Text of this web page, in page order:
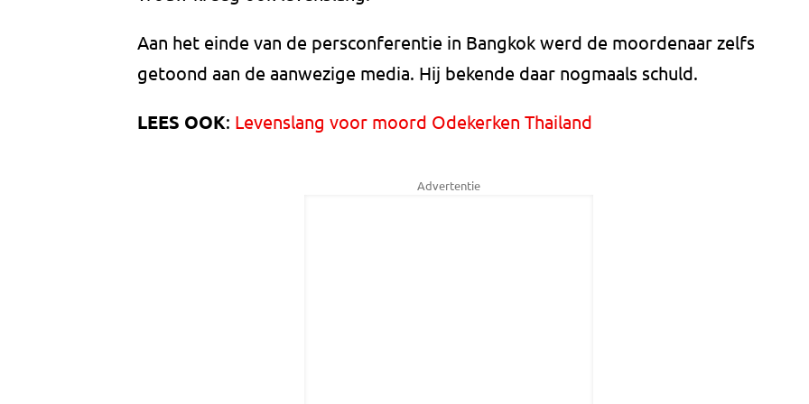
Aan het einde van de persconferentie in Bangkok werd de moordenaar zelfs
getoond aan de aanwezige media. Hij bekende daar nogmaals schuld.
LEES OOK: Levenslang voor moord Odekerken Thailand
Advertentie